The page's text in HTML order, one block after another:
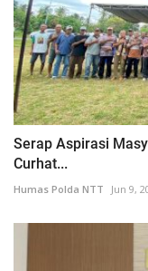
Serap Aspirasi
Curhat...
Humas Polda NTT Jun 9,